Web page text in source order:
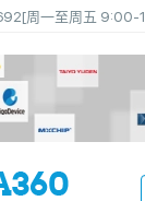
[周一至周五 9:00-